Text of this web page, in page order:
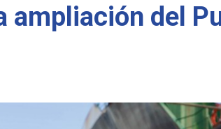
ampliación del